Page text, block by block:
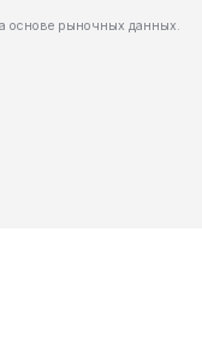
основе рыночных данных.